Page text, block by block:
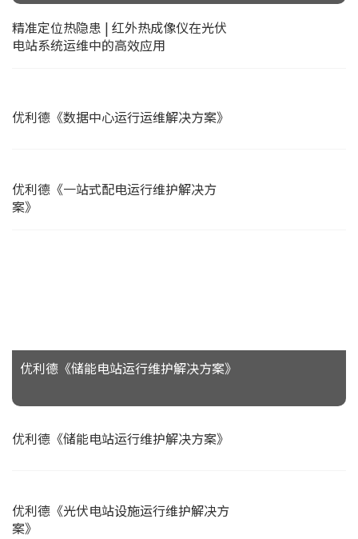
精准定位热隐患 | 红外热成像仪在光伏
电站系统运维中的高效应用
优利德《数据中心运行运维解决方案》
优利德《一站式配电运行维护解决方
案》
优利德《储能电站运行维护解决方案》
优利德《储能电站运行维护解决方案》
优利德《光伏电站设施运行维护解决方
案》